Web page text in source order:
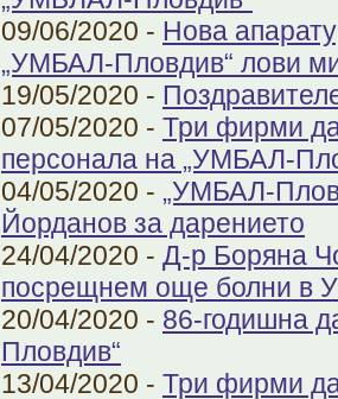
09/06/2020 - Нова
„УМБАЛ-Пловдив“ лови
19/05/2020 -
07/05/2020 - Три фирми
персонала на „УМБАЛ-
04/05/2020 - „УМБАЛ-
Йорданов за дарението
24/04/2020 - Д-р Боряна
посрещнем още болни в
20/04/2020 - 86-годишна
Пловдив“
13/04/2020 - Три фирми